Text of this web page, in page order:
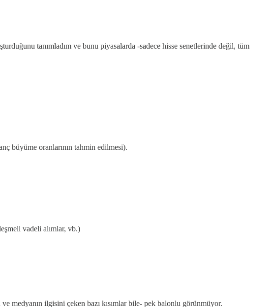
tanımladım ve bunu piyasalarda -sadece hisse senetlerinde değil, tüm
büyüme oranlarının tahmin edilmesi).
vadeli alımlar, vb.)
medyanın ilgisini çeken bazı kısımlar bile- pek balonlu görünmüyor.